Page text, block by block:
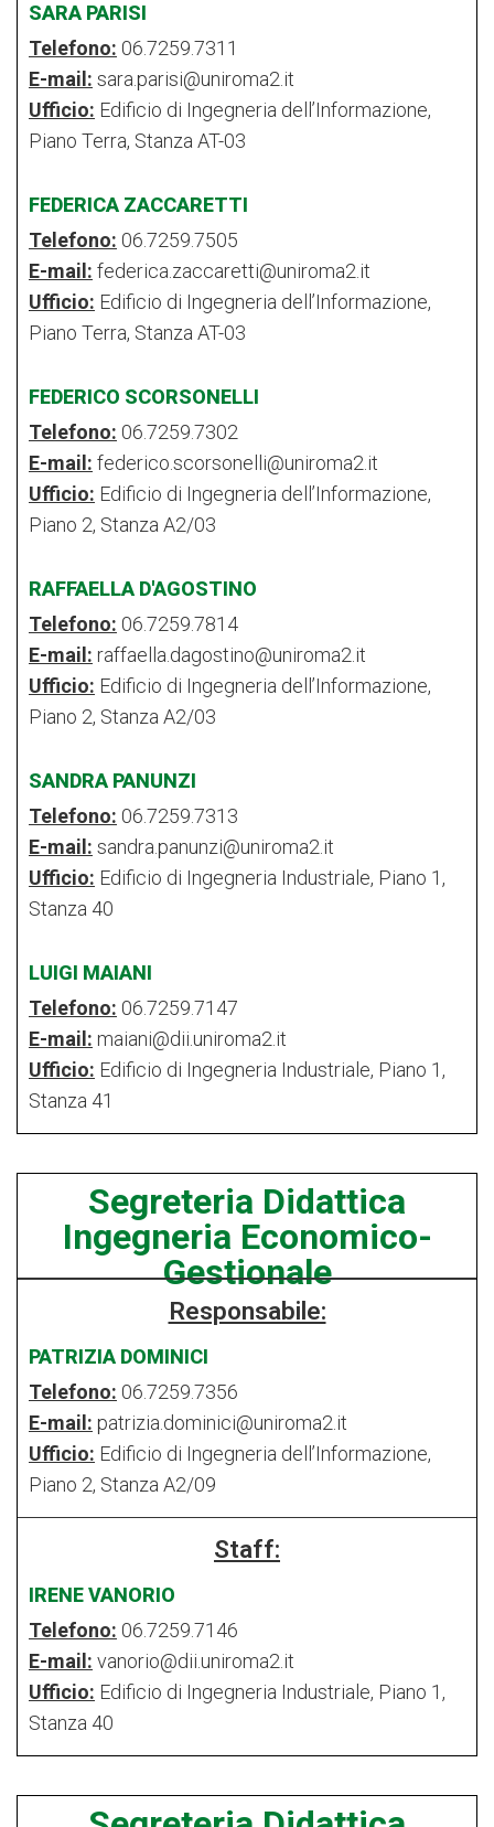
SARA PARISI
Telefono: 06.7259.7311
E-mail: sara.parisi@uniroma2.it
Ufficio: Edificio di Ingegneria dell’Informazione,
Piano Terra, Stanza AT-03
FEDERICA ZACCARETTI
Telefono: 06.7259.7505
E-mail: federica.zaccaretti@uniroma2.it
Ufficio: Edificio di Ingegneria dell’Informazione,
Piano Terra, Stanza AT-03
FEDERICO SCORSONELLI
Telefono: 06.7259.7302
E-mail: federico.scorsonelli@uniroma2.it
Ufficio: Edificio di Ingegneria dell’Informazione,
Piano 2, Stanza A2/03
RAFFAELLA D'AGOSTINO
Telefono: 06.7259.7814
E-mail: raffaella.dagostino@uniroma2.it
Ufficio: Edificio di Ingegneria dell’Informazione,
Piano 2, Stanza A2/03
SANDRA PANUNZI
Telefono: 06.7259.7313
E-mail: sandra.panunzi@​uniroma2.it
Ufficio: Edificio di Ingegneria Industriale, Piano 1,
Stanza 40
LUIGI MAIANI
Telefono: 06.7259.7147
E-mail: maiani@dii.uniroma2.it
Ufficio: Edificio di Ingegneria Industriale, Piano 1,
Stanza 41
Segreteria Didattica
Ingegneria Economico-
Gestionale
Responsabile:
PATRIZIA DOMINICI
Telefono: 06.7259.7356
E-mail: patrizia.dominici@uniroma2.it
Ufficio: Edificio di Ingegneria dell’Informazione,
Piano 2, Stanza A2/09
Staff:
IRENE VANORIO
Telefono: 06.7259.7146
E-mail: vanorio@dii.uniroma2.it
Ufficio: Edificio di Ingegneria Industriale, Piano 1,
Stanza 40